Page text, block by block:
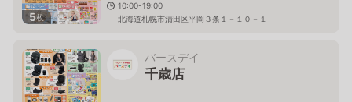
5枚
10:00-19:00
北海道札幌市清田区平岡３条１－１０－１
バースデイ
千歳店